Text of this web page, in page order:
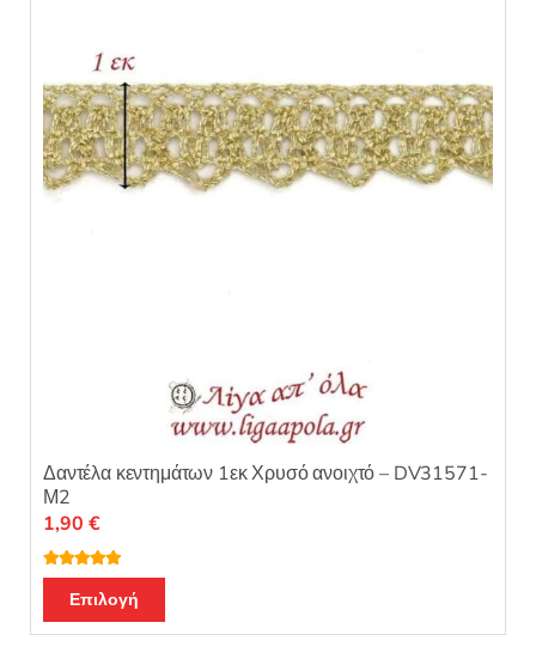
ό
5
Δαντέλα κεντημάτων 1εκ Χρυσό ανοιχτό – DV31571-
Μ2
Βαθμολογή
θηκε με5.00
από 5
1,90 €
Επιλογή